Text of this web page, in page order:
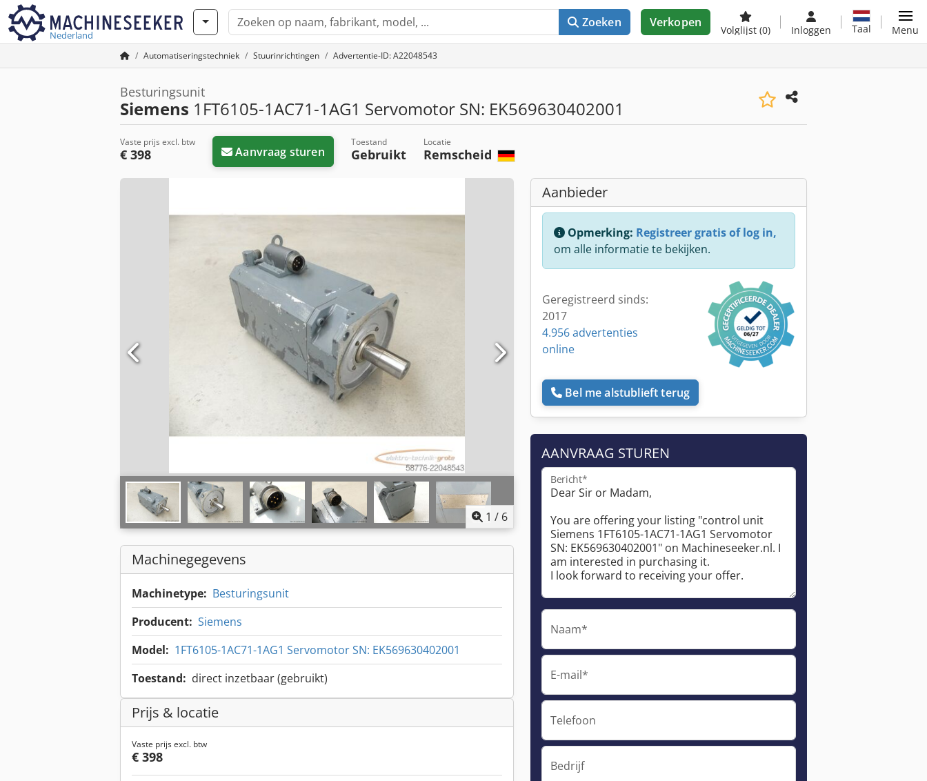
Nederland
Zoeken Verkopen
Volglijst (0) Inloggen Taal Menu
Automatiseringstechniek Stuurinrichtingen Advertentie-ID: A22048543
Besturingsunit
Siemens 1FT6105-1AC71-1AG1 Servomotor SN: EK569630402001
Vaste prijs excl. btw
€ 398 Aanvraag sturen
Toestand
Gebruikt
Locatie
Remscheid
1 / 6
Machinegegevens
Machinetype: Besturingsunit
Producent: Siemens
Model: 1FT6105-1AC71-1AG1 Servomotor SN: EK569630402001
Toestand: direct inzetbaar (gebruikt)
Prijs & locatie
Vaste prijs excl. btw
€ 398
Aanbieder
Opmerking: Registreer gratis of log in,
om alle informatie te bekijken.
Geregistreerd sinds:
2017
4.956 advertenties
online
Bel me alstublieft terug
AANVRAAG STUREN
Bericht*
Naam*
E-mail*
Telefoon
Bedrijf